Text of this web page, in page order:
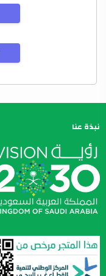
نبذة عنا